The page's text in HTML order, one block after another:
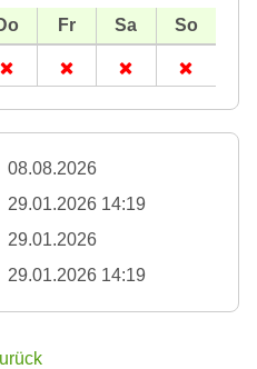
08.08.2026
29.01.2026 14:19
29.01.2026
29.01.2026 14:19